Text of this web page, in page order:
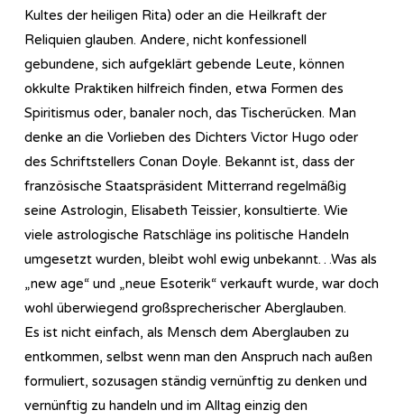
Kultes der heiligen Rita) oder an die Heilkraft der
Reliquien glauben. Andere, nicht konfessionell
gebundene, sich aufgeklärt gebende Leute, können
okkulte Praktiken hilfreich finden, etwa Formen des
Spiritismus oder, banaler noch, das Tischerücken. Man
denke an die Vorlieben des Dichters Victor Hugo oder
des Schriftstellers Conan Doyle. Bekannt ist, dass der
französische Staatspräsident Mitterrand regelmäßig
seine Astrologin, Elisabeth Teissier, konsultierte. Wie
viele astrologische Ratschläge ins politische Handeln
umgesetzt wurden, bleibt wohl ewig unbekannt…Was als
„new age“ und „neue Esoterik“ verkauft wurde, war doch
wohl überwiegend großsprecherischer Aberglauben.
Es ist nicht einfach, als Mensch dem Aberglauben zu
entkommen, selbst wenn man den Anspruch nach außen
formuliert, sozusagen ständig vernünftig zu denken und
vernünftig zu handeln und im Alltag einzig den